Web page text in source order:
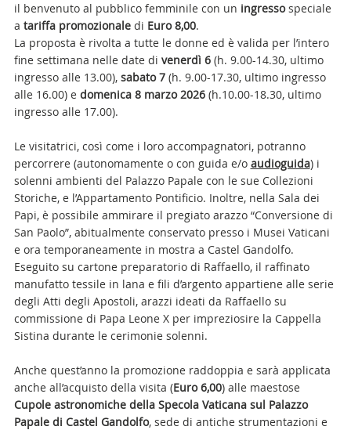
il benvenuto al pubblico femminile con un ingressospeciale
a tariffa promozionale di Euro 8,00.
La proposta è rivolta a tutte le donne ed è valida per l’intero
fine settimana nelle date di venerdì 6(h. 9.00-14.30, ultimo
ingresso alle 13.00), sabato 7(h. 9.00-17.30, ultimo ingresso
alle 16.00) e domenica 8 marzo 2026(h.10.00-18.30, ultimo
ingresso alle 17.00).
Le visitatrici, così come i loro accompagnatori, potranno
percorrere (autonomamente o con guida e/o audioguida) i
solenni ambienti del Palazzo Papale con le sue Collezioni
Storiche, e l’Appartamento Pontificio. Inoltre, nella Sala dei
Papi, è possibile ammirare il pregiato arazzo “Conversione di
San Paolo”, abitualmente conservato presso i Musei Vaticani
e ora temporaneamente in mostra a Castel Gandolfo.
Eseguito su cartone preparatorio di Raffaello, il raffinato
manufatto tessile in lana e fili d’argento appartiene alle serie
degli Atti degli Apostoli, arazzi ideati da Raffaello su
commissione di Papa Leone X per impreziosire la Cappella
Sistina durante le cerimonie solenni.
Anche quest’anno la promozione raddoppia e sarà applicata
anche all’acquisto della visita (Euro 6,00) alle maestose
Cupole astronomiche della Specola Vaticana sul Palazzo
Papale di Castel Gandolfo, sede di antiche strumentazioni e